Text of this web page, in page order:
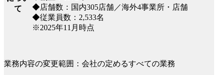
て
◆店舗数：国内305店舗／海外4事業所・店舗
◆従業員数：2,533名
※2025年11月時点
業務内容の変更範囲：会社の定めるすべての業務